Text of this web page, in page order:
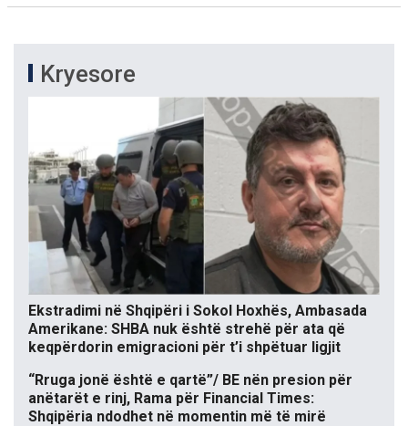
Kryesore
Ekstradimi në Shqipëri i Sokol Hoxhës, Ambasada
Amerikane: SHBA nuk është strehë për ata që
keqpërdorin emigracioni për t’i shpëtuar ligjit
“Rruga jonë është e qartë”/ BE nën presion për
anëtarët e rinj, Rama për Financial Times:
Shqipëria ndodhet në momentin më të mirë